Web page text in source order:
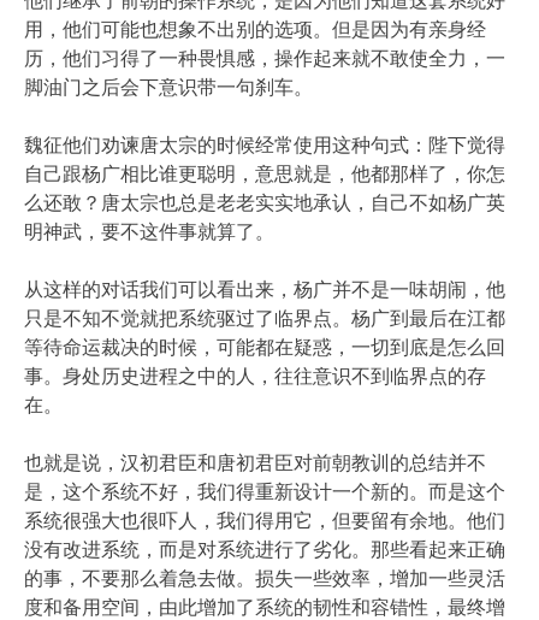
用，他们可能也想象不出别的选项。但是因为有亲身经
历，他们习得了一种畏惧感，操作起来就不敢使全力，一
脚油门之后会下意识带一句刹车。
魏征他们劝谏唐太宗的时候经常使用这种句式：陛下觉得
自己跟杨广相比谁更聪明，意思就是，他都那样了，你怎
么还敢？唐太宗也总是老老实实地承认，自己不如杨广英
明神武，要不这件事就算了。
从这样的对话我们可以看出来，杨广并不是一味胡闹，他
只是不知不觉就把系统驱过了临界点。杨广到最后在江都
等待命运裁决的时候，可能都在疑惑，一切到底是怎么回
事。身处历史进程之中的人，往往意识不到临界点的存
在。
也就是说，汉初君臣和唐初君臣对前朝教训的总结并不
是，这个系统不好，我们得重新设计一个新的。而是这个
系统很强大也很吓人，我们得用它，但要留有余地。他们
没有改进系统，而是对系统进行了劣化。那些看起来正确
的事，不要那么着急去做。损失一些效率，增加一些灵活
度和备用空间，由此增加了系统的韧性和容错性，最终增